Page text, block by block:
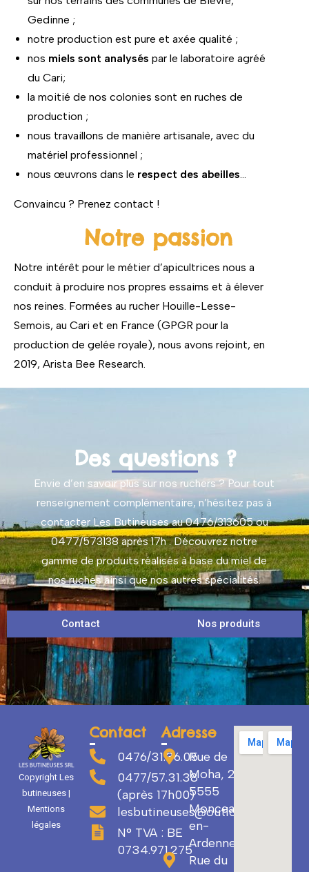
Gedinne ;
notre production est pure et axée qualité ;
nos miels sont analysés par le laboratoire agréé
du Cari;
la moitié de nos colonies sont en ruches de
production ;
nous travaillons de manière artisanale, avec du
matériel professionnel ;
nous œuvrons dans le respect des abeilles…
Convaincu ? Prenez contact !
Notre passion
Notre intérêt pour le métier d’apicultrices nous a
conduit à produire nos propres essaims et à élever
nos reines. Formées au rucher Houille-Lesse-
Semois, au Cari et en France (GPGR pour la
production de gelée royale), nous avons rejoint, en
2019, Arista Bee Research.
Des questions ?
Envie d’en savoir plus sur nos ruchers ? Pour tout
renseignement complémentaire, n’hésitez pas à
contacter Les Butineuses au 0476/313605 ou
0477/573138 après 17h . Découvrez notre
gamme de produits réalisés à base du miel de
nos ruches ainsi que nos autres spécialités.
Contact Nos produits
Copyright Les
butineuses |
Mentions
légales
Contact
0476/31.36.05
0477/57.31.38
(après 17h00)
lesbutineuses@outlook.com
N° TVA : BE
0734.971.275
Adresse
Rue de
Moha, 29
5555
Monceau-
en-
Ardenne
Rue du